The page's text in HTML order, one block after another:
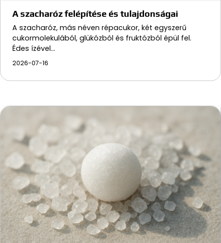
A szacharóz felépítése és tulajdonságai
A szacharóz, más néven répacukor, két egyszerű
cukormolekulából, glükózból és fruktózból épül fel.
Édes ízével…
2026-07-16